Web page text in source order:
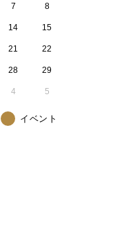
7 8
14 15
21 22
28 29
4 5
イベント